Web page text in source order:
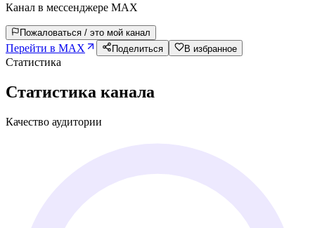
Канал в мессенджере MAX
Пожаловаться / это мой канал
Перейти в MAX Поделиться В избранное
Статистика
Статистика канала
Качество аудитории